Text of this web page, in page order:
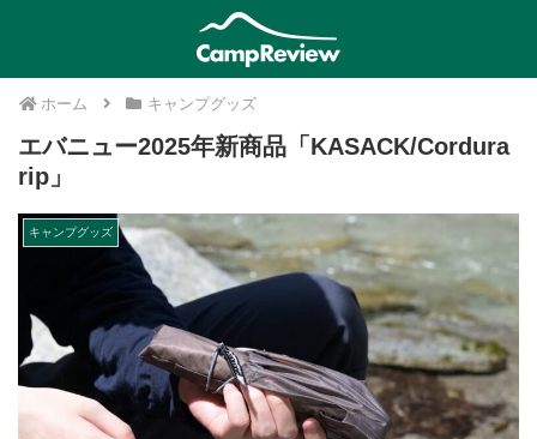
ホーム キャンプグッズ
エバニュー2025年新商品「KASACK/Cordura
rip」
キャンプグッズ